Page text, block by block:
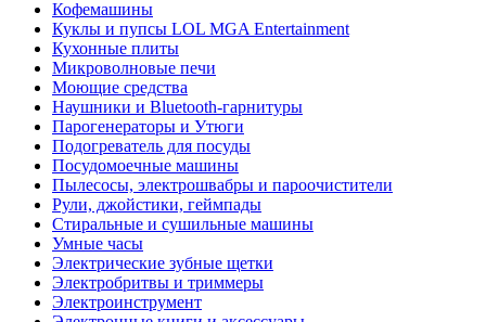
Кофемашины
Куклы и пупсы LOL MGA Entertainment
Кухонные плиты
Микроволновые печи
Моющие средства
Наушники и Bluetooth-гарнитуры
Парогенераторы и Утюги
Подогреватель для посуды
Посудомоечные машины
Пылесосы, электрошвабры и пароочистители
Рули, джойстики, геймпады
Стиральные и сушильные машины
Умные часы
Электрические зубные щетки
Электробритвы и триммеры
Электроинструмент